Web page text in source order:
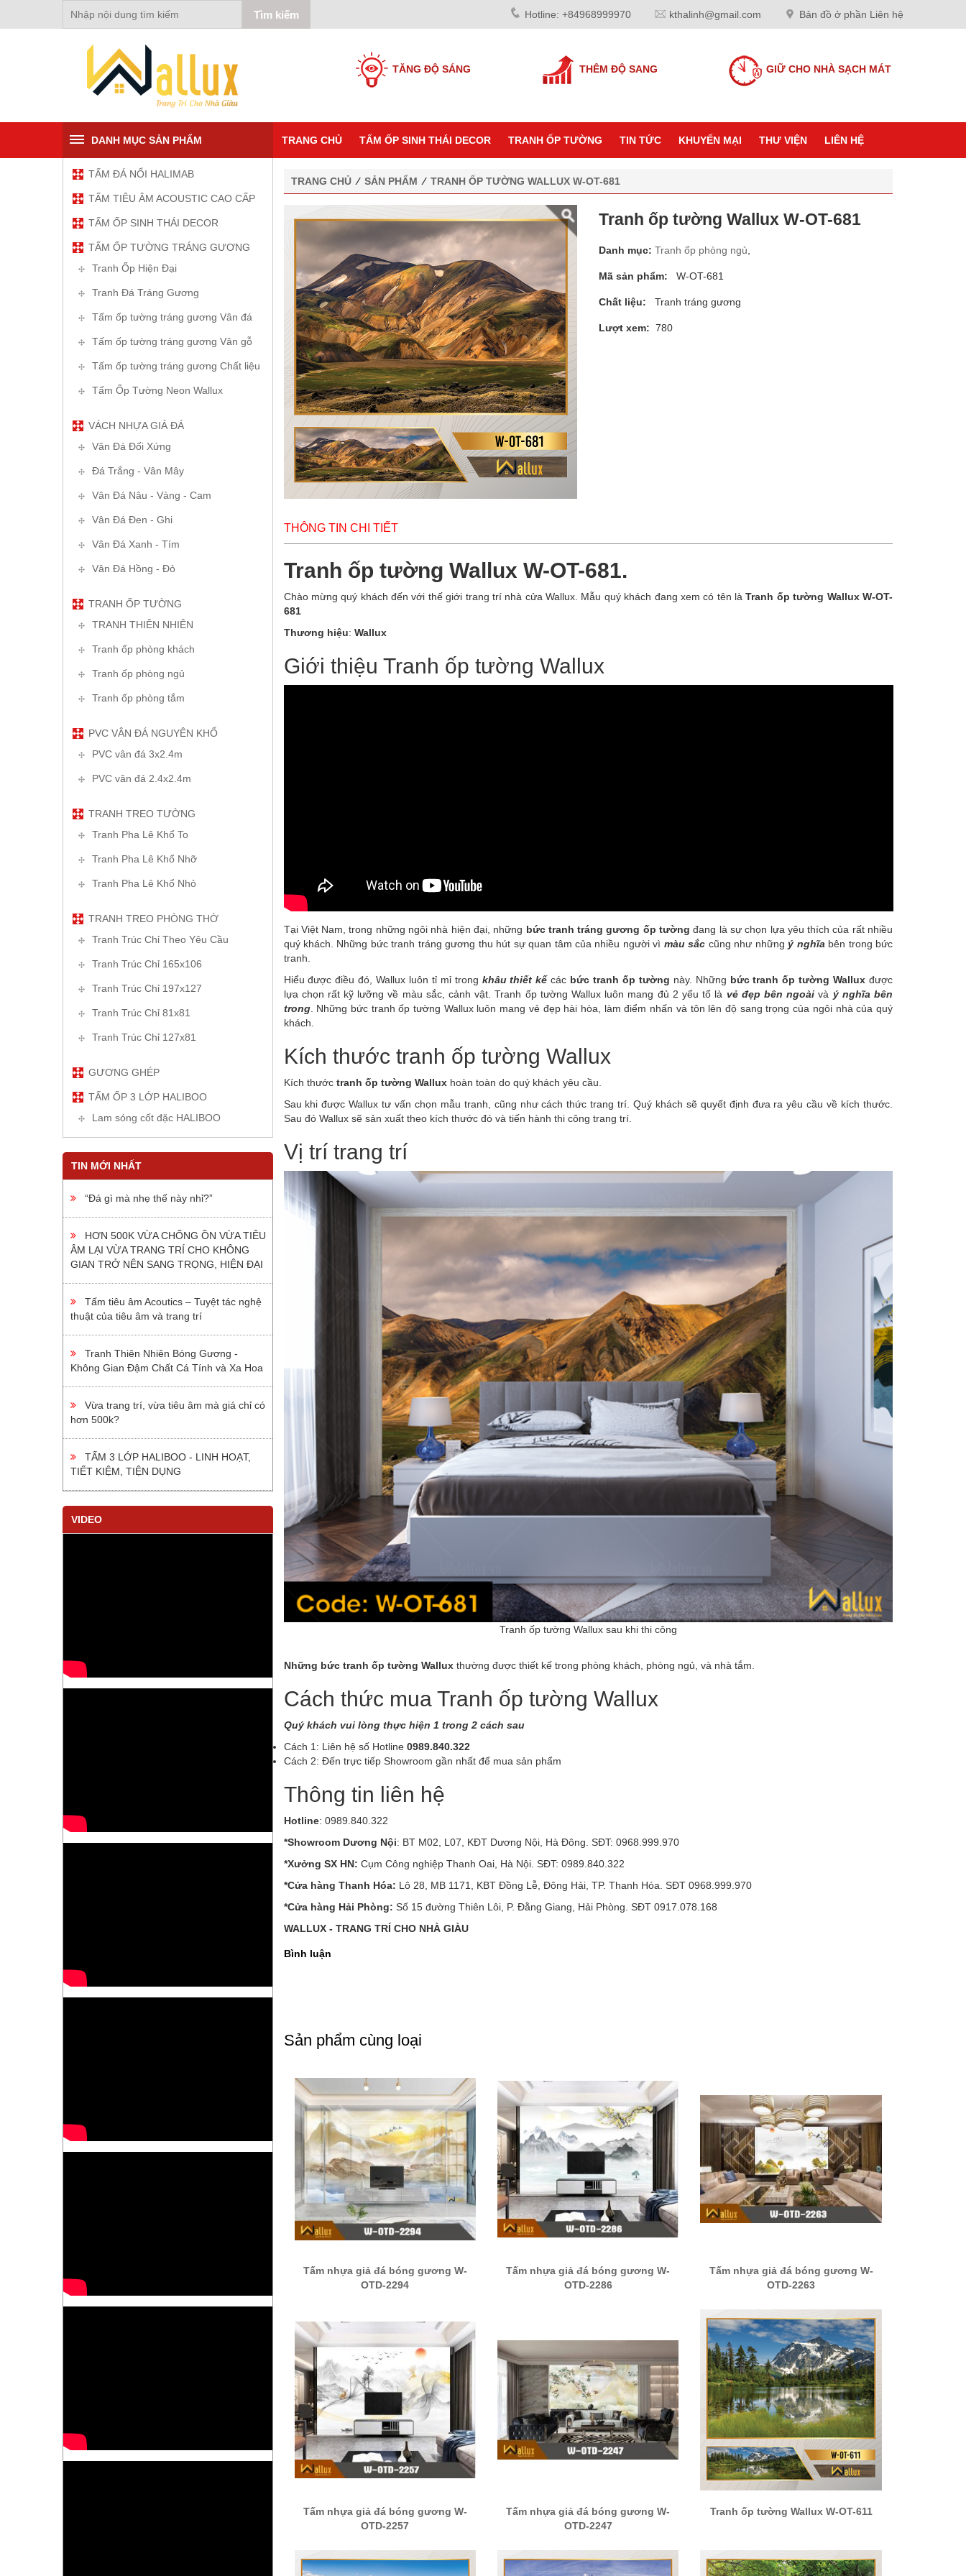
Hotline: +84968999970 kthalinh@gmail.com Bản đồ ở phần Liên hệ
TĂNG ĐỘ SÁNG THÊM ĐỘ SANG GIỮ CHO NHÀ SẠCH MÁT
DANH MỤC SẢN PHẨM TRANG CHỦ TẤM ỐP SINH THÁI DECOR TRANH ỐP TƯỜNG TIN TỨC KHUYẾN MẠI THƯ VIỆN LIÊN HỆ
TẤM ĐÁ NỔI HALIMAB
TẤM TIÊU ÂM ACOUSTIC CAO CẤP
TẤM ỐP SINH THÁI DECOR
TẤM ỐP TƯỜNG TRÁNG GƯƠNG
Tranh Ốp Hiện Đại
Tranh Đá Tráng Gương
Tấm ốp tường tráng gương Vân đá
Tấm ốp tường tráng gương Vân gỗ
Tấm ốp tường tráng gương Chất liệu
Tấm Ốp Tường Neon Wallux
VÁCH NHỰA GIẢ ĐÁ
Vân Đá Đối Xứng
Đá Trắng - Vân Mây
Vân Đá Nâu - Vàng - Cam
Vân Đá Đen - Ghi
Vân Đá Xanh - Tím
Vân Đá Hồng - Đỏ
TRANH ỐP TƯỜNG
TRANH THIÊN NHIÊN
Tranh ốp phòng khách
Tranh ốp phòng ngủ
Tranh ốp phòng tắm
PVC VÂN ĐÁ NGUYÊN KHỔ
PVC vân đá 3x2.4m
PVC vân đá 2.4x2.4m
TRANH TREO TƯỜNG
Tranh Pha Lê Khổ To
Tranh Pha Lê Khổ Nhỡ
Tranh Pha Lê Khổ Nhỏ
TRANH TREO PHÒNG THỜ
Tranh Trúc Chỉ Theo Yêu Cầu
Tranh Trúc Chỉ 165x106
Tranh Trúc Chỉ 197x127
Tranh Trúc Chỉ 81x81
Tranh Trúc Chỉ 127x81
GƯƠNG GHÉP
TẤM ỐP 3 LỚP HALIBOO
Lam sóng cốt đặc HALIBOO
TIN MỚI NHẤT
“Đá gì mà nhẹ thế này nhỉ?”
HƠN 500K VỪA CHỐNG ỒN VỪA TIÊU
ÂM LẠI VỪA TRANG TRÍ CHO KHÔNG
GIAN TRỞ NÊN SANG TRỌNG, HIỆN ĐẠI
Tấm tiêu âm Acoutics – Tuyệt tác nghệ
thuật của tiêu âm và trang trí
Tranh Thiên Nhiên Bóng Gương -
Không Gian Đậm Chất Cá Tính và Xa Hoa
Vừa trang trí, vừa tiêu âm mà giá chỉ có
hơn 500k?
TẤM 3 LỚP HALIBOO - LINH HOẠT,
TIẾT KIỆM, TIỆN DỤNG
VIDEO
TRANG CHỦ⁄ SẢN PHẨM ⁄ TRANH ỐP TƯỜNG WALLUX W-OT-681
Tranh ốp tường Wallux W-OT-681
Danh mục: Tranh ốp phòng ngủ
Mã sản phẩm: W-OT-681
Chất liệu: Tranh tráng gương
Lượt xem: 780
THÔNG TIN CHI TIẾT
Tranh ốp tường Wallux W-OT-681.
Chào mừng quý khách đến với thế giới trang trí nhà cửa Wallux. Mẫu quý khách đang xem có tên làTranh ốp tường Wallux W-OT-
681
Thương hiệu: Wallux
Giới thiệu Tranh ốp tường Wallux
Tại Việt Nam, trong những ngôi nhà hiện đại, những bức tranh tráng gương ốp tường đang là sự chọn lựa yêu thích của rất nhiều
quý khách. Những bức tranh tráng gương thu hút sự quan tâm của nhiều người vì màu sắc cũng như những ý nghĩa bên trong bức
tranh.
Hiểu được điều đó, Wallux luôn tỉ mỉ trong khâu thiết kếcác bức tranh ốp tường này. Những bức tranh ốp tường Wallux được
lựa chọn rất kỹ lưỡng về màu sắc, cảnh vật. Tranh ốp tường Wallux luôn mang đủ 2 yếu tố là vẻ đẹp bên ngoài và ý nghĩa bên
trong. Những bức tranh ốp tường Wallux luôn mang vẻ đẹp hài hòa, làm điểm nhấn và tôn lên độ sang trọng của ngôi nhà của quý
khách.
Kích thước tranh ốp tường Wallux
Kích thước tranh ốp tường Walluxhoàn toàn do quý khách yêu cầu.
Sau khi được Wallux tư vấn chọn mẫu tranh, cũng như cách thức trang trí. Quý khách sẽ quyết định đưa ra yêu cầu về kích thước.
Sau đó Wallux sẽ sản xuất theo kích thước đó và tiến hành thi công trang trí.
Vị trí trang trí
Tranh ốp tường Wallux sau khi thi công
Những bức tranh ốp tường Walluxthường được thiết kế trong phòng khách, phòng ngủ, và nhà tắm.
Cách thức mua Tranh ốp tường Wallux
Quý khách vui lòng thực hiện 1 trong 2 cách sau
Cách 1: Liên hệ số Hotline 0989.840.322
Cách 2: Đến trực tiếp Showroom gần nhất để mua sản phẩm
Thông tin liên hệ
Hotline: 0989.840.322
*Showroom Dương Nội: BT M02, L07, KĐT Dương Nội, Hà Đông. SĐT: 0968.999.970
*Xưởng SX HN: Cụm Công nghiệp Thanh Oai, Hà Nội. SĐT: 0989.840.322
*Cửa hàng Thanh Hóa: Lô 28, MB 1171, KBT Đồng Lễ, Đông Hải, TP. Thanh Hóa. SĐT 0968.999.970
*Cửa hàng Hải Phòng: Số 15 đường Thiên Lôi, P. Đằng Giang, Hải Phòng. SĐT 0917.078.168
WALLUX - TRANG TRÍ CHO NHÀ GIÀU
Bình luận
Sản phẩm cùng loại
Tấm nhựa giả đá bóng gương W-
OTD-2294
Tấm nhựa giả đá bóng gương W-
OTD-2286
Tấm nhựa giả đá bóng gương W-
OTD-2263
Tấm nhựa giả đá bóng gương W-
OTD-2257
Tấm nhựa giả đá bóng gương W-
OTD-2247
Tranh ốp tường Wallux W-OT-611